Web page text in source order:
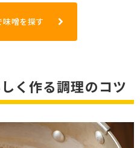
噌を探す
く作る調理のコツ